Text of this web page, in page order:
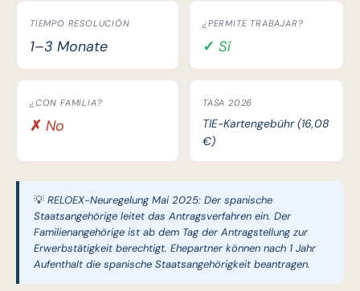
TIEMPO RESOLUCIÓN
1–3 Monate
¿PERMITE TRABAJAR?
✓ Sí
¿CON FAMILIA?
✗ No
TASA 2026
TIE-Kartengebühr (16,08
€)
💡 RELOEX-Neuregelung Mai 2025: Der spanische
Staatsangehörige leitet das Antragsverfahren ein. Der
Familienangehörige ist ab dem Tag der Antragstellung zur
Erwerbstätigkeit berechtigt. Ehepartner können nach 1 Jahr
Aufenthalt die spanische Staatsangehörigkeit beantragen.